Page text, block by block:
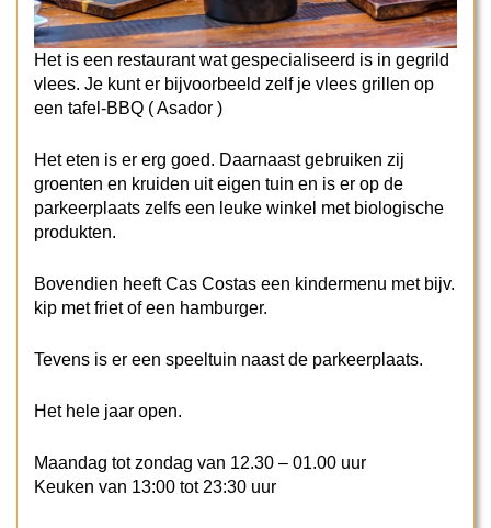
Het is een restaurant wat gespecialiseerd is in gegrild
vlees. Je kunt er bijvoorbeeld zelf je vlees grillen op
een tafel-BBQ ( Asador )
Het eten is er erg goed. Daarnaast gebruiken zij
groenten en kruiden uit eigen tuin en is er op de
parkeerplaats zelfs een leuke winkel met biologische
produkten.
Bovendien heeft Cas Costas een kindermenu met bijv.
kip met friet of een hamburger.
Tevens is er een speeltuin naast de parkeerplaats.
Het hele jaar open.
Maandag tot zondag van 12.30 – 01.00 uur
Keuken van 13:00 tot 23:30 uur